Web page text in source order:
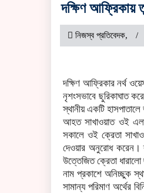
দক্ষিণ আফ্রিকায়
​নিজস্ব প্রতিবেদক,
​দক্ষিণ আফ্রিকার নর্থ
নৃশংসভাবে ছুরিকাঘাত
স্থানীয় একটি হাসপাতালে
​আহত সাখাওয়াত ওই
সকালে ওই ক্রেতা
দেওয়ার অনুরোধ করেন।
উত্তেজিত ক্রেতা ধারালো
​নাম প্রকাশে অনিচ্ছুক
সামান্য পরিমাণ অর্থের